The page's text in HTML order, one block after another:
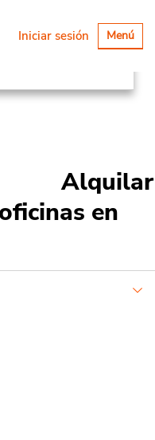
Alternar
Menú
Iniciar sesión
Japan
Alquilar
en